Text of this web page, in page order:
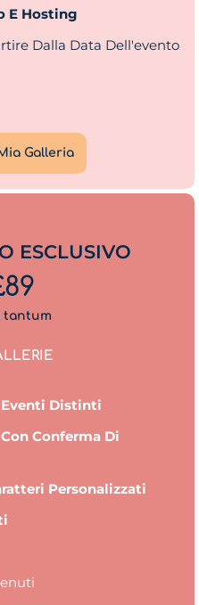
E Hosting
Dalla Data Dell'evento
Galleria
ESCLUSIVO
tantum
Eventi Distinti
Conferma Di
Personalizzati